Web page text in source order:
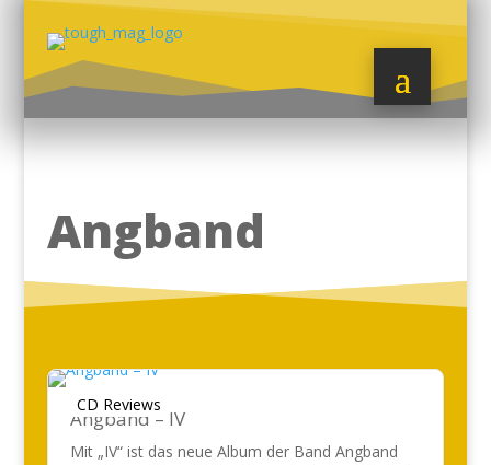
Angband
CD Reviews
Angband – IV
Mit „IV“ ist das neue Album der Band Angband